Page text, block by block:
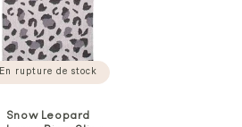
En rupture de stock
Snow Leopard